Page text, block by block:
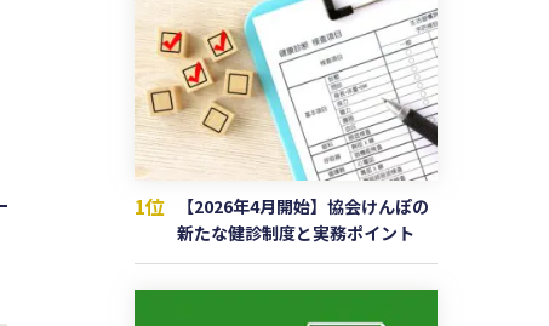
1位
【2026年4月開始】協会けんぽの
新たな健診制度と実務ポイント